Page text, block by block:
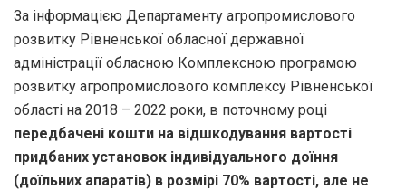
За інформацією Департаменту агропромислового
розвитку Рівненської обласної державної
адміністрації обласною Комплексною програмою
розвитку агропромислового комплексу Рівненської
області на 2018 – 2022 роки, в поточному році
передбачені кошти на відшкодування вартості
придбаних установок індивідуального доїння
(доїльних апаратів) в розмірі 70% вартості, але не